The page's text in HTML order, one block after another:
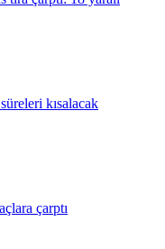
kısalacak
çarptı